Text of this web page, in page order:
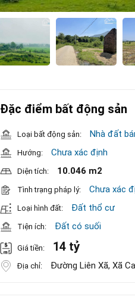
Đặc điểm bất động sản
Loại bất động sản: Nhà đất
Hướng: Chưa xác định
Diện tích: 10.046 m2
Tình trạng pháp lý: Chưa xác
Loại hình đất: Đất thổ cư
Tiện ích: Đất có suối
Giá tiền: 14 tỷ
Địa chỉ: Đường Liên Xã, Xã